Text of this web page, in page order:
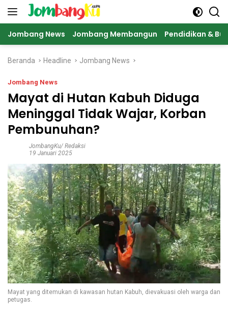
Langsung
Jombang News Jombang Membangun Pendidikan &
Beranda Headline Jombang News
Jombang News
Mayat di Hutan Kabuh Diduga
Meninggal Tidak Wajar, Korban
Pembunuhan?
JombangKu/ Redaksi
19 Januari 2025
Mayat yang ditemukan di kawasan hutan Kabuh, dievakuasi oleh warga dan
petugas.